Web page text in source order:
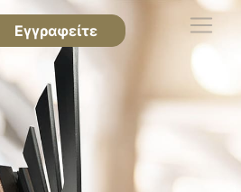
Εγγραφείτε